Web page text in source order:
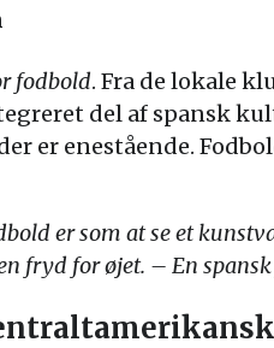
fodbold. Fra de lokale
del af spansk
er enestående.
er som at se et
fryd for øjet. – En